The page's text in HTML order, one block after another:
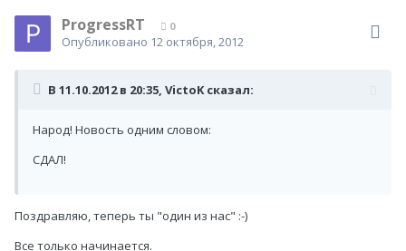
ProgressRT 0
Опубликовано 12 октября, 2012
В 11.10.2012 в 20:35, VictoK сказал:
Народ! Новость одним словом:
СДАЛ!
Поздравляю, теперь ты "один из нас" :-)
Все только начинается.